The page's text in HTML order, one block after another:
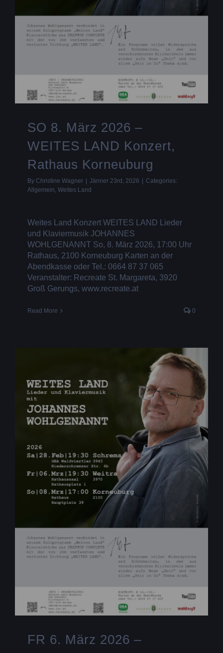
SO 8. März 2026 –
WEITES LAND Konzert,
Rathaus Korneuburg
By Christine Wagner Jänner 23rd, 2026
Categories:
Allgemein, Weites Land
Weites Land Konzert WEITES LAND Lieder
und Klaviermusik JOHANNES
WOHLGENANNT So, 8. März 2026, 17:00 Uhr
Rathaus, 2100 Korneuburg Karten an der
Abendkasse oder Tel.: 0664 87 37 065
Veranstalter: Recreate St. Margareta, 3920
Groß Gerungs, www.recreate.at
Read More 0
FR 6. März 2026 –